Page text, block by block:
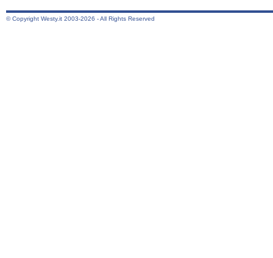
© Copyright Westy.it 2003-2026 - All Rights Reserved